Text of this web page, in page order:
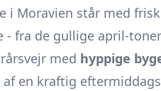
i Moravien står med
- fra de gullige april-
med hyppige
en kraftig